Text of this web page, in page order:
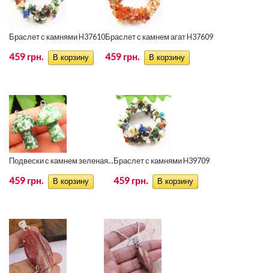
Браслет с камнями H37610
459 грн.
Браслет с камнем агат H37609
459 грн.
Подвески с камнем зеленая...
459 грн.
Браслет с камнями H39709
459 грн.